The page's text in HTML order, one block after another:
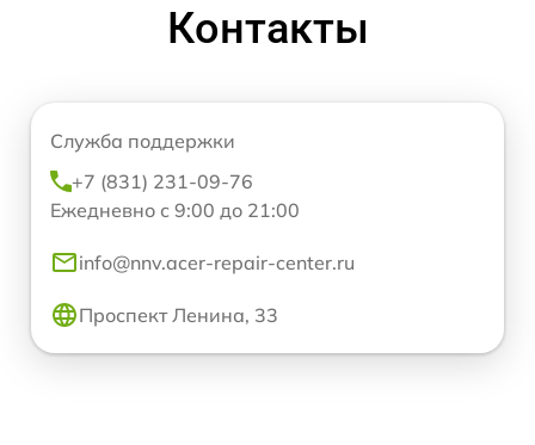
Контакты
Служба поддержки
+7 (831) 231-09-76
Ежедневно с 9:00 до 21:00
info@nnv.acer-repair-center.ru
Проспект Ленина, 33